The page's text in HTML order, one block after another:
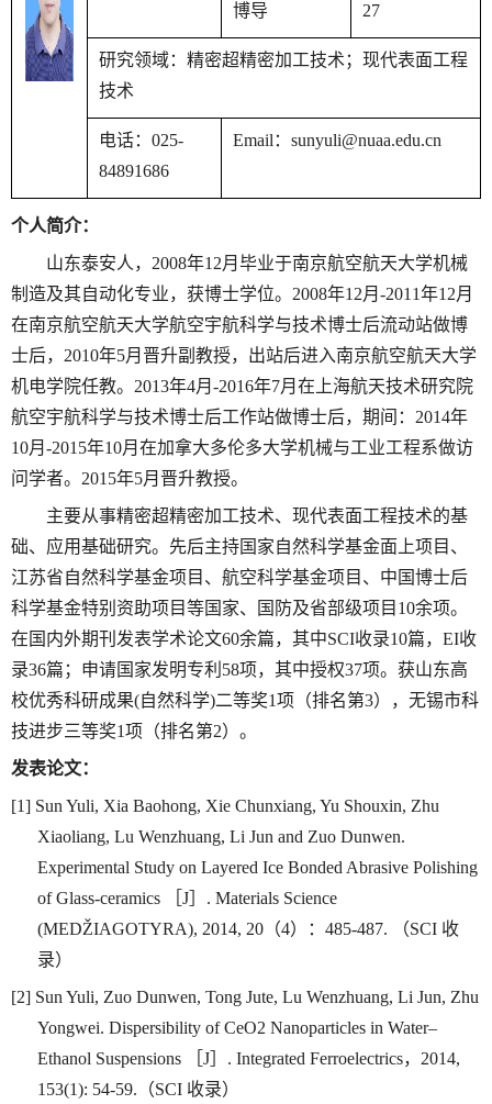
博导
27
研究领域：精密超精密加工技术；现代表面工程
技术
电话： 025-
84891686
Email ： sunyuli@nuaa.edu.cn
个人简介：
山东泰安人， 2008年12月毕业于南京航空航天大学机械
制造及其自动化专业，获博士学位。 2008年12月 -2011年12月
在南京航空航天大学航空宇航科学与技术博士后流动站做博
士后， 2010年5月晋升副教授，出站后进入南京航空航天大学
机电学院任教。 2013年4月 -2016年7月在上海航天技术研究院
航空宇航科学与技术博士后工作站做博士后，期间： 2014年
10月 -2015年10月在加拿大多伦多大学机械与工业工程系做访
问学者。 2015年5月晋升教授。
主要从事精密超精密加工技术、现代表面工程技术的基
础、应用基础研究。先后主持国家自然科学基金面上项目、
江苏省自然科学基金项目、航空科学基金项目、中国博士后
科学基金特别资助项目等国家、国防及省部级项目 10余项。
在国内外期刊发表学术论文60余篇，其中SCI收录10篇， EI收
录36篇；申请国家发明专利 58项，其中授权37项。获山东高
校优秀科研成果(自然科学)二等奖1项（排名第3），无锡市科
技进步三等奖1项（排名第2）。
发表论文：
[1] Sun Yuli, Xia Baohong, Xie Chunxiang, Yu Shouxin, Zhu
Xiaoliang, Lu Wenzhuang, Li Jun and Zuo Dunwen.
Experimental Study on Layered Ice Bonded Abrasive Polishing
of Glass-ceramics
［J
. Materials Science
(MEDŽIAGOTYRA), 2014, 20 （4）：485-487. （SCI 收
录）
[2] Sun Yuli, Zuo Dunwen, Tong Jute, Lu Wenzhuang, Li Jun, Zhu
Yongwei. Dispersibility of CeO2 Nanoparticles in Water–
Ethanol Suspensions
［J . Integrated Ferroelectrics， 2014,
153(1): 54-59. （SCI 收录）